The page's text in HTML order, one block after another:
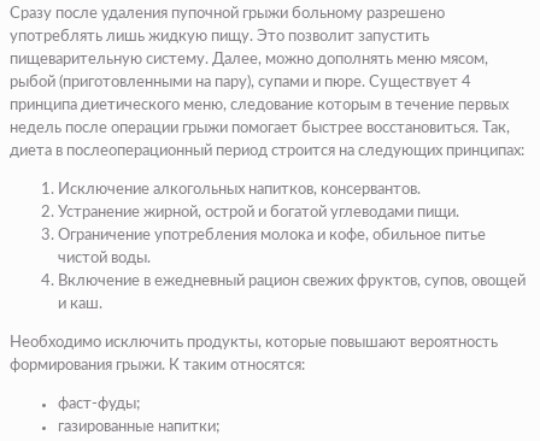
Сразу после удаления пупочной грыжи больному разрешено
употреблять лишь жидкую пищу. Это позволит запустить
пищеварительную систему. Далее, можно дополнять меню мясом,
рыбой (приготовленными на пару), супами и пюре. Существует 4
принципа диетического меню, следование которым в течение первых
недель после операции грыжи помогает быстрее восстановиться. Так,
диета в послеоперационный период строится на следующих принципах:
Исключение алкогольных напитков, консервантов.
Устранение жирной, острой и богатой углеводами пищи.
Ограничение употребления молока и кофе, обильное питье
чистой воды.
Включение в ежедневный рацион свежих фруктов, супов, овощей
и каш.
Необходимо исключить продукты, которые повышают вероятность
формирования грыжи. К таким относятся:
фаст-фуды;
газированные напитки;